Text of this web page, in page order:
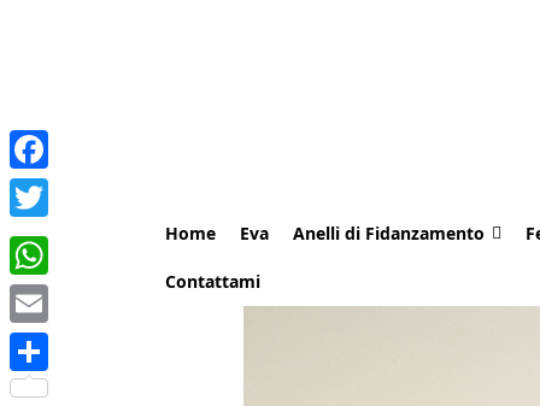
Home Eva Anelli di Fidanzamento
Contattami
Facebook
Twitter
WhatsApp
Email
Share